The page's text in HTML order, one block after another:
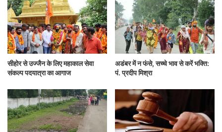
सीहोर से उज्जैन के लिए महाकाल सेवा
संकल्प पदयात्रा का आगाज
अडंबर में न फंसे, सच्चे भाव से करें भक्ति:
पं. प्रदीप मिश्रा